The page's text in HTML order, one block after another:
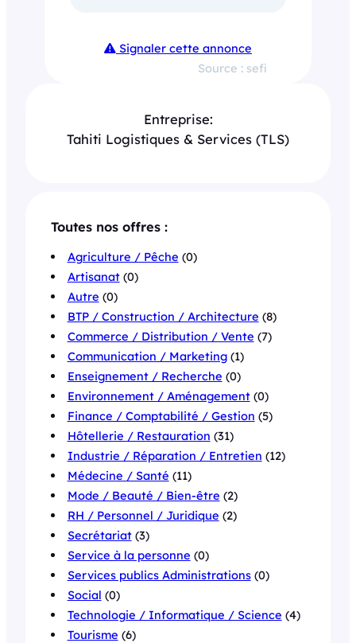
Signaler cette annonce
Source : sefi
Entreprise:
Tahiti Logistiques & Services (TLS)
Toutes nos offres :
Agriculture / Pêche (0)
Artisanat(0)
Autre (0)
BTP / Construction / Architecture (8)
Commerce / Distribution / Vente (7)
Communication / Marketing(1)
Enseignement / Recherche (0)
Environnement / Aménagement(0)
Finance / Comptabilité / Gestion (5)
Hôtellerie / Restauration (31)
Industrie / Réparation / Entretien (12)
Médecine / Santé (11)
Mode / Beauté / Bien-être (2)
RH / Personnel / Juridique (2)
Secrétariat(3)
Service à la personne (0)
Services publics Administrations(0)
Social (0)
Technologie / Informatique / Science (4)
Tourisme (6)